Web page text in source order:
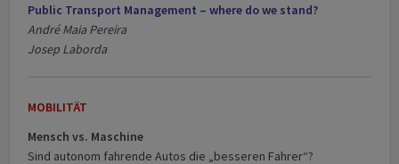
Public Transport Management – where do we stand?
André Maia Pereira
Josep Laborda
MOBILITÄT
Mensch vs. Maschine
Sind autonom fahrende Autos die „besseren Fahrer“?